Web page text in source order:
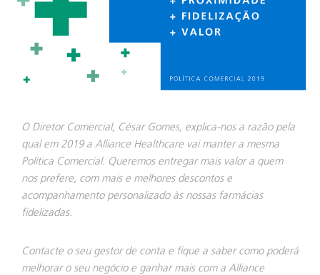
O Diretor Comercial, César Gomes, explica-nos a razão pela
qual em 2019 a Alliance Healthcare vai manter a mesma
Política Comercial. Queremos entregar mais valor a quem
nos prefere, com mais e melhores descontos e
acompanhamento personalizado às nossas farmácias
fidelizadas.
Contacte o seu gestor de conta e fique a saber como poderá
melhorar o seu negócio e ganhar mais com a Alliance